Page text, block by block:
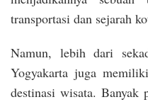
transportasi dan sejarah
Namun, lebih dari
Yogyakarta juga
destinasi wisata. Banyak